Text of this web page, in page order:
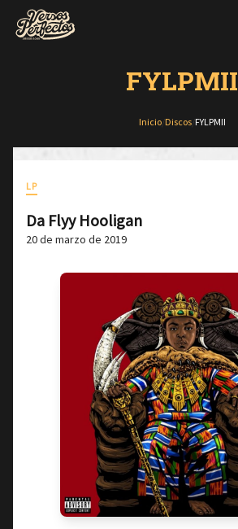
FYLPMII
Inicio/ Discos/ FYLPMII
LP
Da Flyy Hooligan
20 de marzo de 2019